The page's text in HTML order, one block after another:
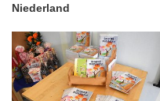
Niederland